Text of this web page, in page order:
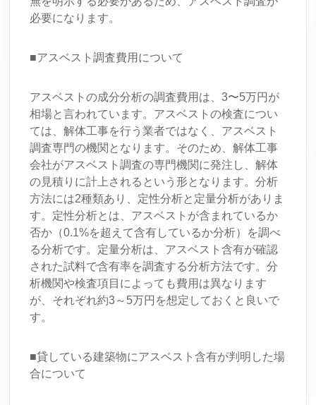
必要になります。
■アスベスト調査費用について
アスベストの成分分析の調査費用は、3〜5万円が
相場と言われています。アスベストの検査につい
ては、解体工事を行う業者ではなく、アスベスト
調査専門の機関となります。そのため、解体工事
会社がアスベスト調査の専門機関に発注し、解体
の見積りに計上されるという形となります。分析
方法には2種類あり、定性分析と定量分析がありま
す。定性分析とは、アスベストが含まれているか
否か（0.1%を超えて含有しているか分析）を調べ
る分析です。定量分析は、アスベスト含有が確認
された試料で含有率を調査する分析方法です。分
析機関や検査項目によっても費用は異なります
が、それぞれ約3～5万円を想定しておくと良いで
す。
■貸している建築物にアスベスト含有が判明した場
合について